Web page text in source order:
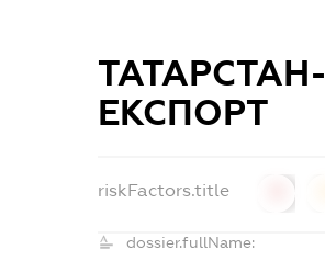
ТАТАРСТАН-
ЕКСПОРТ
riskFactors.title
dossier.fullName: